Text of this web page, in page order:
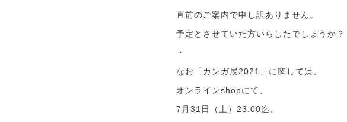
直前のご案内で申し訳ありません。
予定とさせていた方いらしたでしょうか？
・
なお「カンガ展2021」に関しては、
オンラインshopにて、
7月31日（土）23:00迄、